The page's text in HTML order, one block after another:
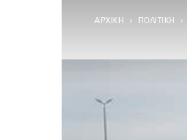
ΑΡΧΙΚΉ ΠΟΛΙΤΙΚΉ